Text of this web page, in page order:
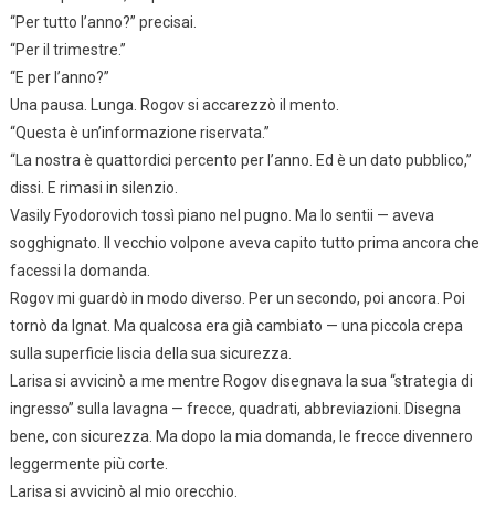
“Per tutto l’anno?” precisai.
“Per il trimestre.”
“E per l’anno?”
Una pausa. Lunga. Rogov si accarezzò il mento.
“Questa è un’informazione riservata.”
“La nostra è quattordici percento per l’anno. Ed è un dato pubblico,”
dissi. E rimasi in silenzio.
Vasily Fyodorovich tossì piano nel pugno. Ma lo sentii — aveva
sogghignato. Il vecchio volpone aveva capito tutto prima ancora che
facessi la domanda.
Rogov mi guardò in modo diverso. Per un secondo, poi ancora. Poi
tornò da Ignat. Ma qualcosa era già cambiato — una piccola crepa
sulla superficie liscia della sua sicurezza.
Larisa si avvicinò a me mentre Rogov disegnava la sua “strategia di
ingresso” sulla lavagna — frecce, quadrati, abbreviazioni. Disegna
bene, con sicurezza. Ma dopo la mia domanda, le frecce divennero
leggermente più corte.
Larisa si avvicinò al mio orecchio.